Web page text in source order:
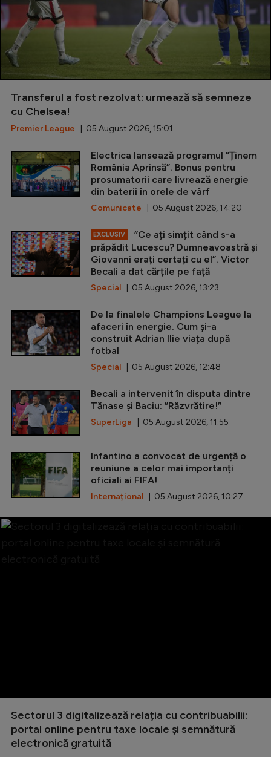
Transferul a fost rezolvat: urmează să semneze
cu Chelsea!
Premier League | 05 August 2026, 15:01
Electrica lansează programul ”Ținem
România Aprinsă”. Bonus pentru
prosumatorii care livrează energie
din baterii în orele de vârf
Comunicate | 05 August 2026, 14:20
EXCLUSIV
”Ce ați simțit când s-a
prăpădit Lucescu? Dumneavoastră și
Giovanni erați certați cu el”. Victor
Becali a dat cărțile pe față
Special | 05 August 2026, 13:23
De la finalele Champions League la
afaceri în energie. Cum și-a
construit Adrian Ilie viața după
fotbal
Special | 05 August 2026, 12:48
Becali a intervenit în disputa dintre
Tănase și Baciu: ”Răzvrătire!”
SuperLiga | 05 August 2026, 11:55
Infantino a convocat de urgență o
reuniune a celor mai importanți
oficiali ai FIFA!
Internațional | 05 August 2026, 10:27
Sectorul 3 digitalizează relația cu contribuabilii:
portal online pentru taxe locale și semnătură
electronică gratuită